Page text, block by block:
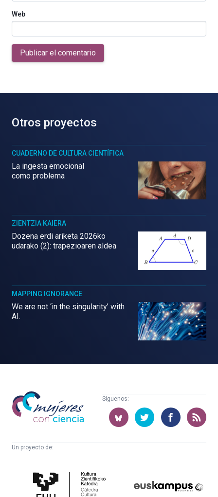
Web
Publicar el comentario
Otros proyectos
CUADERNO DE CULTURA CIENTÍFICA
La ingesta emocional
como problema
ZIENTZIA KAIERA
Dozena erdi ariketa 2026ko
udarako (2): trapezioaren aldea
MAPPING IGNORANCE
We are not ‘in the singularity’ with
AI.
Mujeres
con
ciencia
Síguenos:
Un proyecto de:
Cultura